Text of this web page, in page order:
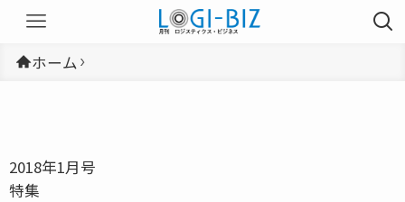
ホーム
2018年1月号
特集